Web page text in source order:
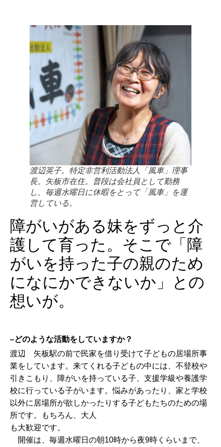
渡辺英子。特定非営利活動法人「風車」理事
長。矢板市在住。普段は会社員として勤務
し、毎週水曜日に休暇をとって「風車」を運
営している。
障がいがある妹をずっと介
護して育った。そこで「障
がいを持った子の親のため
になにかできないか」との
想いが。
–どのような活動をしていますか？
渡辺 矢板駅の前で民家を借り受けて子どもの居場所事
業をしています。来てくれる子どもの中には、不登校や
引きこもり、障がいを持っている子、支援学級や養護学
校に行っている子がいます。悩みがあったり、家と学校
以外に居場所が欲しかったりする子どもたちのための場
所です。もちろん、大人
も大歓迎です。
開催は、毎週水曜日の朝10時から夜9時くらいまで、